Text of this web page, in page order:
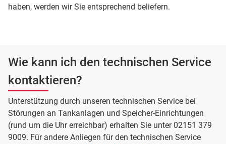
haben, werden wir Sie entsprechend beliefern.
Wie kann ich den technischen Service
kontaktieren?
Unterstützung durch unseren technischen Service bei
Störungen an Tankanlagen und Speicher-Einrichtungen
(rund um die Uhr erreichbar) erhalten Sie unter 02151 379
9009. Für andere Anliegen für den technischen Service